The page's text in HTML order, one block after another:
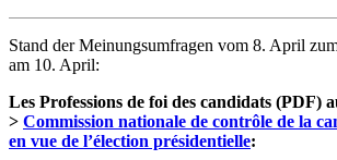
Stand der Meinungsumfragen vom 8. April
am 10. April:
Les Professions de foi des candidats (PDF)
> Commission nationale de contrôle de la
en vue de l’élection présidentielle: